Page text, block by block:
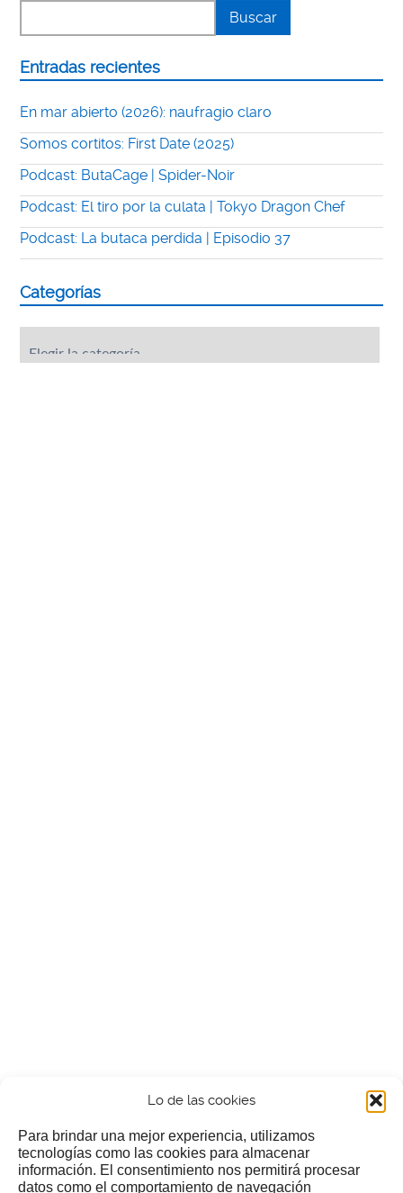
Lo de las cookies
Para brindar una mejor experiencia, utilizamos
tecnologías como las cookies para almacenar
información. El consentimiento nos permitirá procesar
datos como el comportamiento de navegación
Entradas recientes
En mar abierto (2026): naufragio claro
Somos cortitos: First Date (2025)
Podcast: ButaCage | Spider-Noir
Podcast: El tiro por la culata | Tokyo Dragon Chef
Podcast: La butaca perdida | Episodio 37
Categorías
¿Nos invitas a un cafecillo?